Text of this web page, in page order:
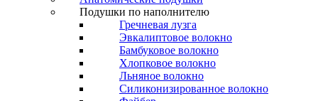
Подушки по наполнителю
Гречневая лузга
Эвкалиптовое волокно
Бамбуковое волокно
Хлопковое волокно
Льняное волокно
Силиконизированное волокно